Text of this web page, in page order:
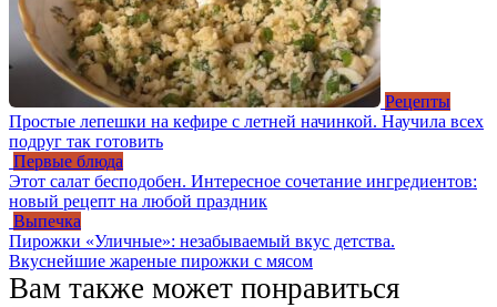
Рецепты
Простые лепешки на кефире с летней начинкой. Научила всех
подруг так готовить
Первые блюда
Этот салат бесподобен. Интересное сочетание ингредиентов:
новый рецепт на любой праздник
Выпечка
Пирожки «Уличные»: незабываемый вкус детства.
Вкуснейшие жареные пирожки с мясом
Вам также может понравиться